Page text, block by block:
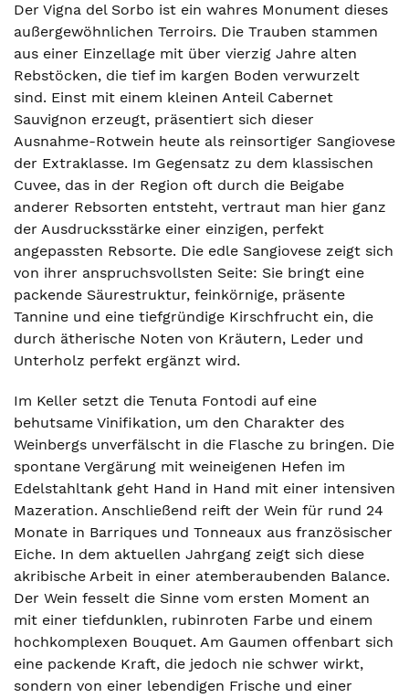
Der Vigna del Sorbo ist ein wahres Monument dieses
außergewöhnlichen Terroirs. Die Trauben stammen
aus einer Einzellage mit über vierzig Jahre alten
Rebstöcken, die tief im kargen Boden verwurzelt
sind. Einst mit einem kleinen Anteil Cabernet
Sauvignon erzeugt, präsentiert sich dieser
Ausnahme-Rotwein heute als reinsortiger Sangiovese
der Extraklasse. Im Gegensatz zu dem klassischen
Cuvee, das in der Region oft durch die Beigabe
anderer Rebsorten entsteht, vertraut man hier ganz
der Ausdrucksstärke einer einzigen, perfekt
angepassten Rebsorte. Die edle Sangiovese zeigt sich
von ihrer anspruchsvollsten Seite: Sie bringt eine
packende Säurestruktur, feinkörnige, präsente
Tannine und eine tiefgründige Kirschfrucht ein, die
durch ätherische Noten von Kräutern, Leder und
Unterholz perfekt ergänzt wird.
Im Keller setzt die Tenuta Fontodi auf eine
behutsame Vinifikation, um den Charakter des
Weinbergs unverfälscht in die Flasche zu bringen. Die
spontane Vergärung mit weineigenen Hefen im
Edelstahltank geht Hand in Hand mit einer intensiven
Mazeration. Anschließend reift der Wein für rund 24
Monate in Barriques und Tonneaux aus französischer
Eiche. In dem aktuellen Jahrgang zeigt sich diese
akribische Arbeit in einer atemberaubenden Balance.
Der Wein fesselt die Sinne vom ersten Moment an
mit einer tiefdunklen, rubinroten Farbe und einem
hochkomplexen Bouquet. Am Gaumen offenbart sich
eine packende Kraft, die jedoch nie schwer wirkt,
sondern von einer lebendigen Frische und einer